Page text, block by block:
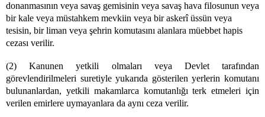
donanmasının veya savaş gemisinin veya savaş hava filosunun veya
bir kale veya müstahkem mevkiin veya bir askerî üssün veya
tesisin, bir liman veya şehrin komutasını alanlara müebbet hapis
cezası verilir.
(2) Kanunen yetkili olmaları veya Devlet tarafından
görevlendirilmeleri suretiyle yukarıda gösterilen yerlerin komutanı
bulunanlardan, yetkili makamlarca komutanlığı terk etmeleri için
verilen emirlere uymayanlara da aynı ceza verilir.